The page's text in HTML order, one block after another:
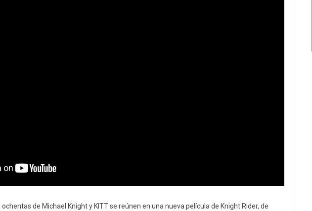
de Michael Knight y KITT se reúnen en una nueva película de Knight Rider, de